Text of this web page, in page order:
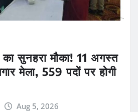
का सुनहरा मौका! 11 अगस्त
मेला, 559 पदों पर होगी
Aug 5, 2026